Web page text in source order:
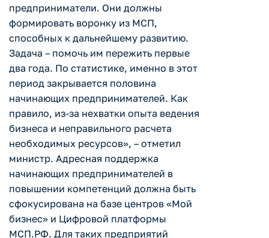
предприниматели. Они должны
формировать воронку из МСП,
способных к дальнейшему развитию.
Задача – помочь им пережить первые
два года. По статистике, именно в этот
период закрывается половина
начинающих предпринимателей. Как
правило, из-за нехватки опыта ведения
бизнеса и неправильного расчета
необходимых ресурсов», – отметил
министр. Адресная поддержка
начинающих предпринимателей в
повышении компетенций должна быть
сфокусирована на базе центров «Мой
бизнес» и Цифровой платформы
МСП.РФ. Для таких предприятий